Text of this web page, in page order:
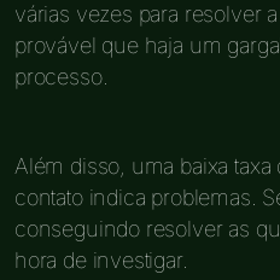
várias vezes para resolver
provável que haja um
processo.
Além disso, uma baixa
contato indica problemas.
conseguindo resolver as
hora de investigar.